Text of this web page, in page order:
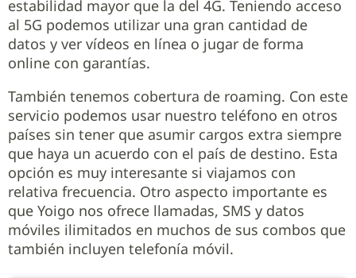
estabilidad mayor que la del 4G. Teniendo acceso
al 5G podemos utilizar una gran cantidad de
datos y ver vídeos en línea o jugar de forma
online con garantías.
También tenemos cobertura de roaming. Con este
servicio podemos usar nuestro teléfono en otros
países sin tener que asumir cargos extra siempre
que haya un acuerdo con el país de destino. Esta
opción es muy interesante si viajamos con
relativa frecuencia. Otro aspecto importante es
que Yoigo nos ofrece llamadas, SMS y datos
móviles ilimitados en muchos de sus combos que
también incluyen telefonía móvil.